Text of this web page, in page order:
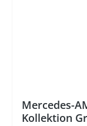
Mercedes-
Kollektion